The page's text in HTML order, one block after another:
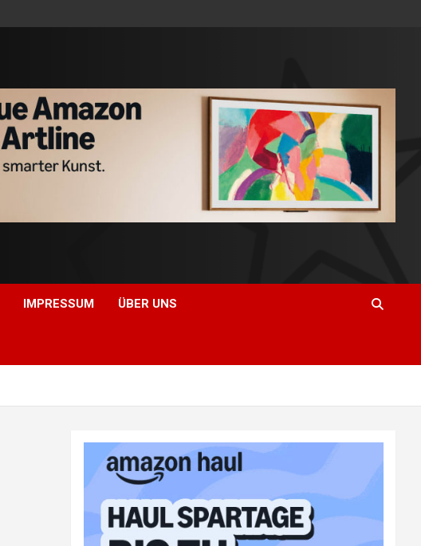
IMPRESSUM ÜBER UNS